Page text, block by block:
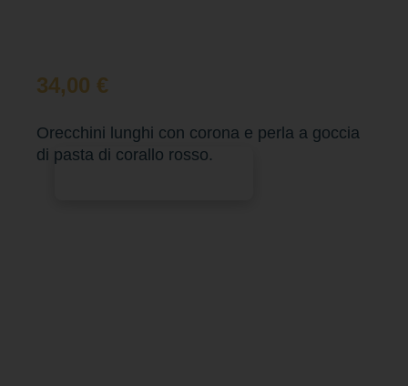
34,00 €
Orecchini lunghi con corona e perla a goccia
di pasta di corallo rosso.